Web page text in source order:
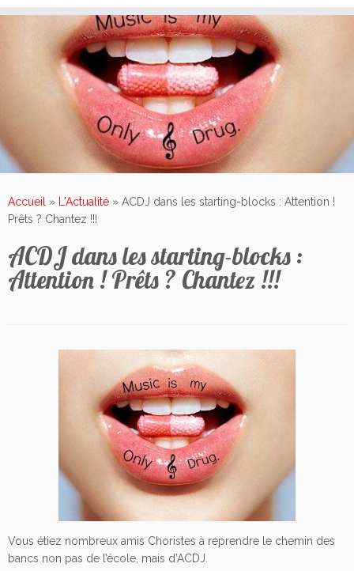
Accueil » L'Actualité » ACDJ dans les starting-blocks : Attention !
Prêts ? Chantez !!!
ACDJ dans les starting-blocks :
Attention ! Prêts ? Chantez !!!
Vous étiez nombreux amis Choristes à reprendre le chemin des
bancs non pas de l’école, mais d’ACDJ.